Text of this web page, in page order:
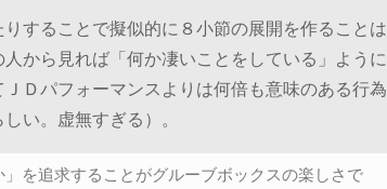
することで擬似的に８小節の展開を作ることは
から見れば「何か凄いことをしている」ように
Ｄパフォーマンスよりは何倍も意味のある行為
い。虚無すぎる）。
を追求することがグルーブボックスの楽しさで